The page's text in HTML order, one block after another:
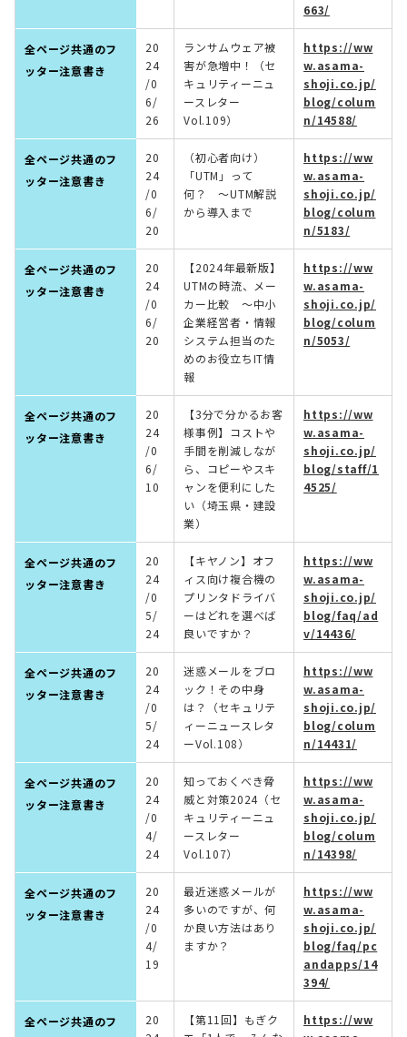
663/
全ページ共通のフ
ッター注意書き
20
24
/0
6/
26
ランサムウェア被
害が急増中！（セ
キュリティーニュ
ースレター
Vol.109）
https://ww
w.asama-
shoji.co.jp/
blog/colum
n/14588/
全ページ共通のフ
ッター注意書き
20
24
/0
6/
20
（初心者向け）
「UTM」って
何？ ～UTM解説
から導入まで
https://ww
w.asama-
shoji.co.jp/
blog/colum
n/5183/
全ページ共通のフ
ッター注意書き
20
24
/0
6/
20
【2024年最新版】
UTMの時流、メー
カー比較 ～中小
企業経営者・情報
システム担当のた
めのお役立ちIT情
報
https://ww
w.asama-
shoji.co.jp/
blog/colum
n/5053/
全ページ共通のフ
ッター注意書き
20
24
/0
6/
10
【3分で分かるお客
様事例】コストや
手間を削減しなが
ら、コピーやスキ
ャンを便利にした
い（埼玉県・建設
業）
https://ww
w.asama-
shoji.co.jp/
blog/staff/1
4525/
全ページ共通のフ
ッター注意書き
20
24
/0
5/
24
【キヤノン】オフ
ィス向け複合機の
プリンタドライバ
ーはどれを選べば
良いですか？
https://ww
w.asama-
shoji.co.jp/
blog/faq/ad
v/14436/
全ページ共通のフ
ッター注意書き
20
24
/0
5/
24
迷惑メールをブロ
ック！その中身
は？（セキュリテ
ィーニュースレタ
ーVol.108）
https://ww
w.asama-
shoji.co.jp/
blog/colum
n/14431/
全ページ共通のフ
ッター注意書き
20
24
/0
4/
24
知っておくべき脅
威と対策2024（セ
キュリティーニュ
ースレター
Vol.107）
https://ww
w.asama-
shoji.co.jp/
blog/colum
n/14398/
全ページ共通のフ
ッター注意書き
20
24
/0
4/
19
最近迷惑メールが
多いのですが、何
か良い方法はあり
ますか？
https://ww
w.asama-
shoji.co.jp/
blog/faq/pc
andapps/14
394/
全ページ共通のフ
20
【第11回】もぎク
https://ww